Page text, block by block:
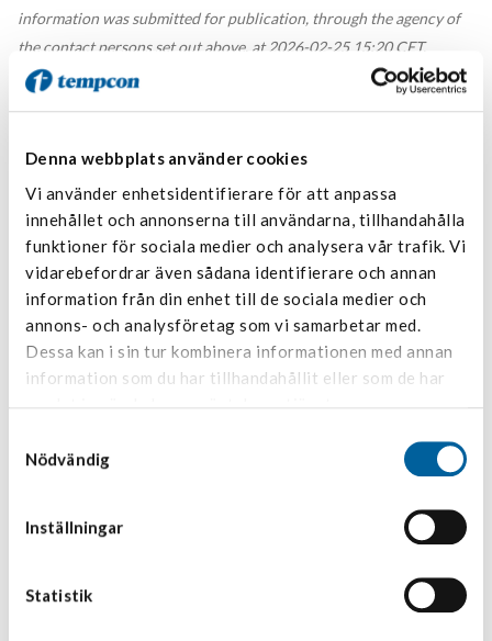
Denna webbplats använder cookies
Vi använder enhetsidentifierare för att anpassa
innehållet och annonserna till användarna, tillhandahålla
funktioner för sociala medier och analysera vår trafik. Vi
vidarebefordrar även sådana identifierare och annan
information från din enhet till de sociala medier och
annons- och analysföretag som vi samarbetar med.
Dessa kan i sin tur kombinera informationen med annan
information som du har tillhandahållit eller som de har
Nödvändig
Inställningar
Statistik
information was submitted for publication, through the agency of
the contact persons set out above, at 2026-02-25 15:20 CET.
23 juli 2026
Interim Report January – June
Tempcon Group announces that the interim report for Q2